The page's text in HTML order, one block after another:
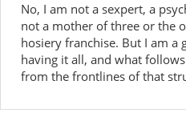
No, I am not a sexpert, a
not a mother of three or the
hosiery franchise. But I am a
having it all, and what
from the frontlines of that